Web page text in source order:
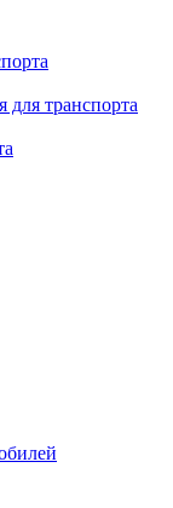
транспорта